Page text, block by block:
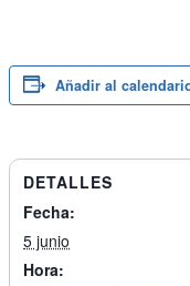
Añadir al
DETALLES
Fecha:
5 junio
Hora: